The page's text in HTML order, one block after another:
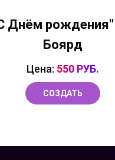
Днём
Боярд
Цена: 550 РУБ.
СОЗДАТЬ